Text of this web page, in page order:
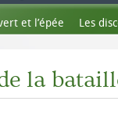
et l’épée Les
la